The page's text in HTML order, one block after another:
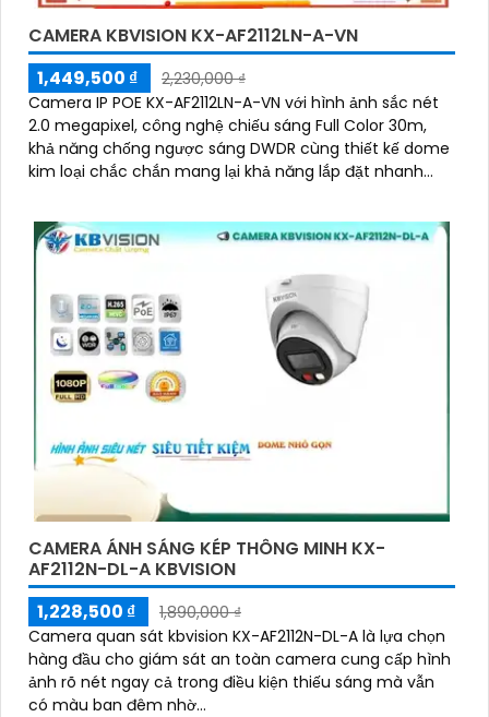
CAMERA KBVISION KX-AF2112LN-A-VN
1,449,500 ₫
2,230,000 ₫
Camera IP POE KX-AF2112LN-A-VN với hình ảnh sắc nét
2.0 megapixel, công nghệ chiếu sáng Full Color 30m,
khả năng chống ngược sáng DWDR cùng thiết kế dome
kim loại chắc chắn mang lại khả năng lắp đặt nhanh
CAMERA ÁNH SÁNG KÉP THÔNG MINH KX-
AF2112N-DL-A KBVISION
1,228,500 ₫
1,890,000 ₫
Camera quan sát kbvision KX-AF2112N-DL-A là lựa chọn
hàng đầu cho giám sát an toàn camera cung cấp hình
ảnh rõ nét ngay cả trong điều kiện thiếu sáng mà vẫn
có màu ban đêm nhờ...